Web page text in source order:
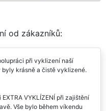
od zákazníků:
při vyklizení naší
byly krásně a čistě vyklizené.
VYKLÍZENÍ při zajištění
Vše bylo během víkendu